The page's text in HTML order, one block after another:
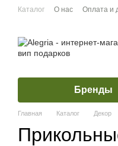
Перейти к основному
Каталог О нас Оплата и
Бренды
Главная Каталог Декор